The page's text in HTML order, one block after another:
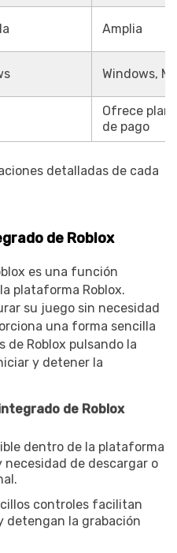
Amplia
Windows,
Ofrece
de pago
detalladas de cada
de Roblox
es una función
plataforma Roblox.
su juego sin necesidad
una forma sencilla
de Roblox pulsando la
y detener la
de Roblox
dentro de la plataforma
necesidad de descargar o
controles facilitan
detengan la grabación